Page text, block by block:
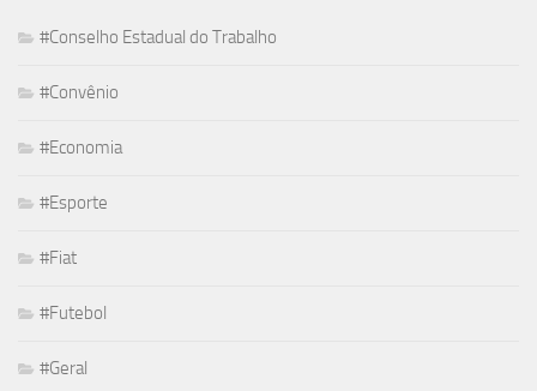
#Conselho Estadual do Trabalho
#Convênio
#Economia
#Esporte
#Fiat
#Futebol
#Geral